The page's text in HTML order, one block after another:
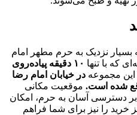
بسیار نزدیک به حرم مطهر امام
که با تنها ۱۰ دقیقه پیاده‌روی
مجموعه در خیابان امام رضا
موقعیت مکانی
بر دسترسی آسان به حرم، امکان
را نیز برای شما فراهم